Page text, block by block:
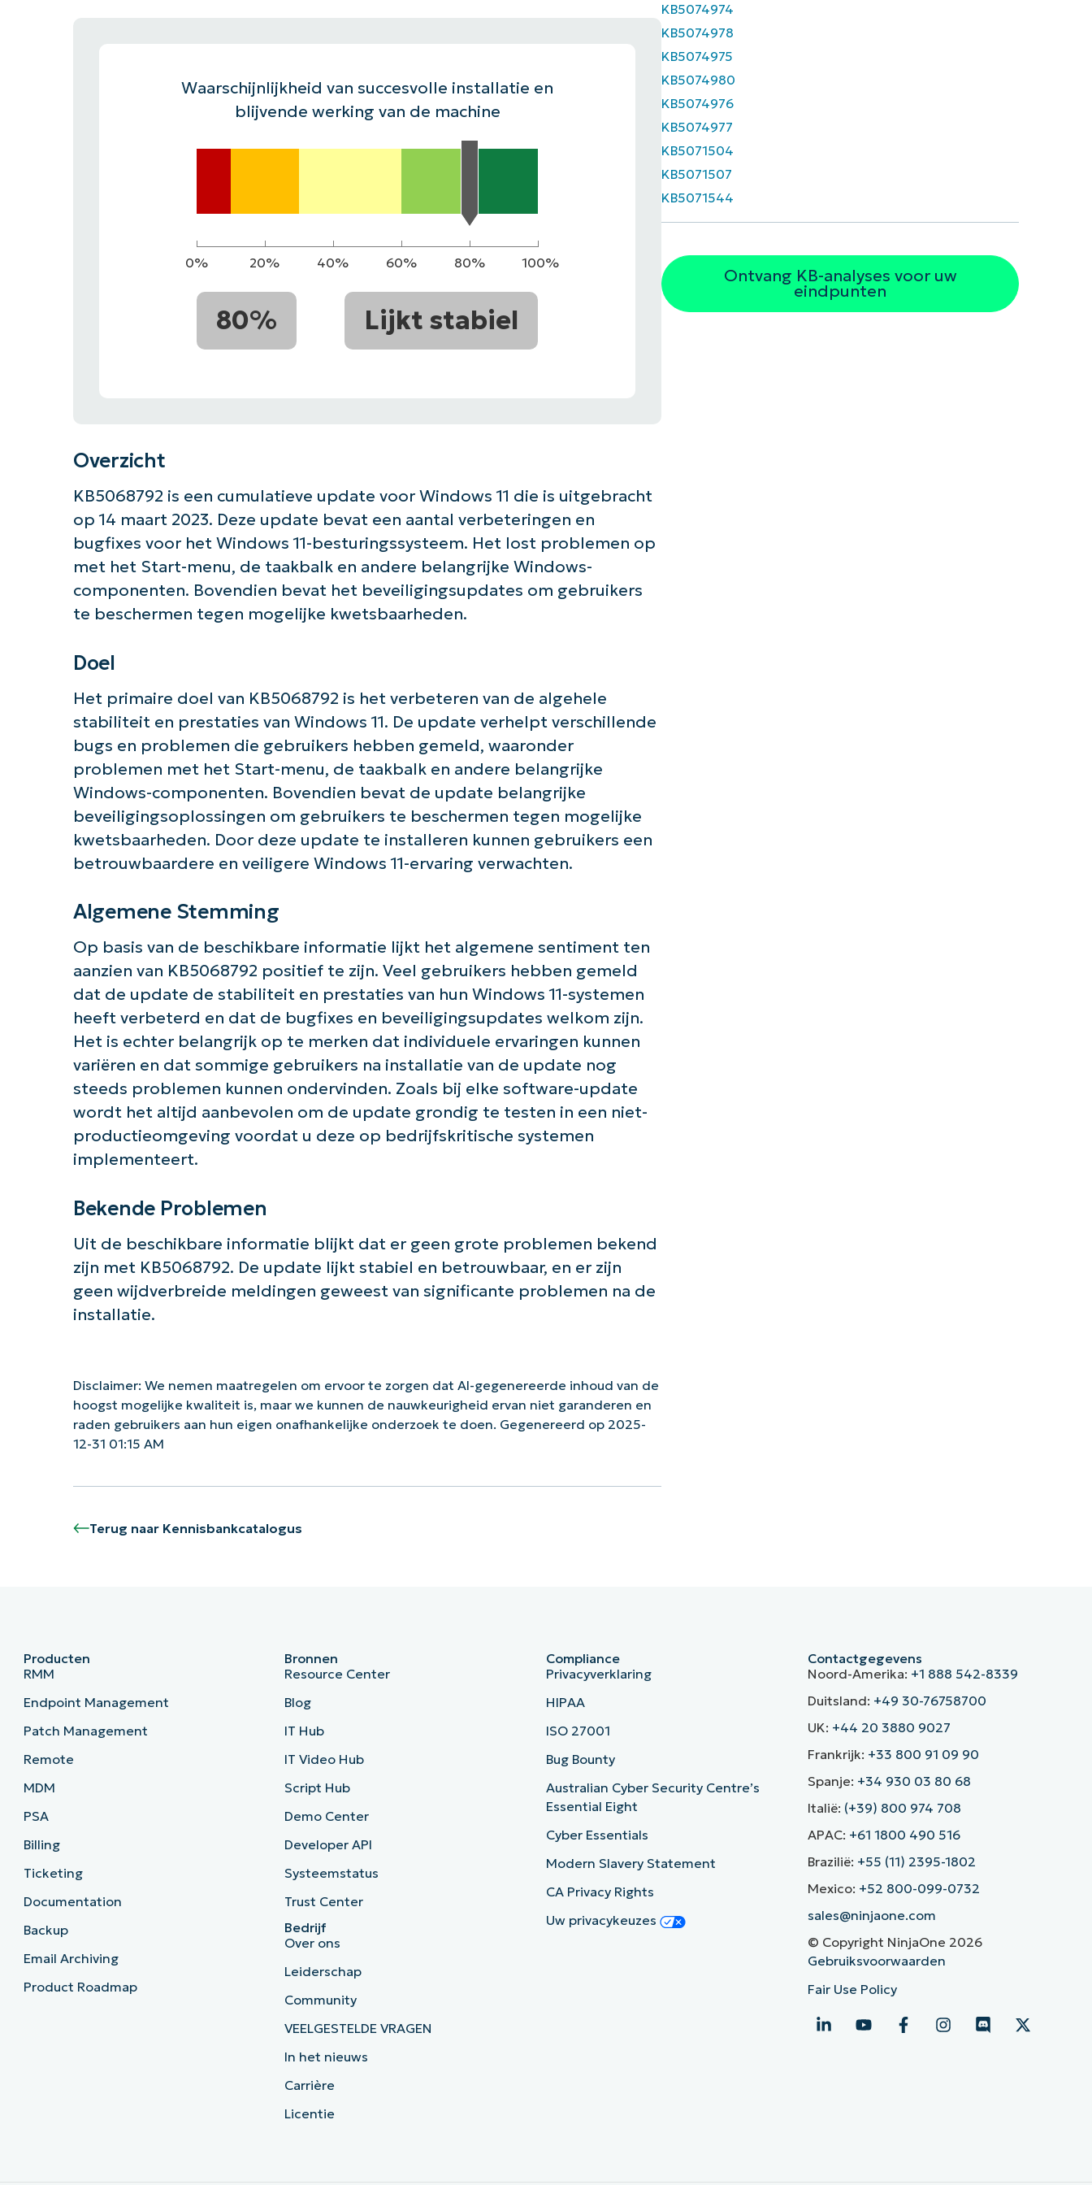
Waarschijnlijkheid van succesvolle installatie en
blijvende werking van de machine
0% 20% 40% 60% 80% 100%
80% Lijkt stabiel
Overzicht
KB5068792 is een cumulatieve update voor Windows 11 die is uitgebracht
op 14 maart 2023. Deze update bevat een aantal verbeteringen en
bugfixes voor het Windows 11-besturingssysteem. Het lost problemen op
met het Start-menu, de taakbalk en andere belangrijke Windows-
componenten. Bovendien bevat het beveiligingsupdates om gebruikers
te beschermen tegen mogelijke kwetsbaarheden.
Doel
Het primaire doel van KB5068792 is het verbeteren van de algehele
stabiliteit en prestaties van Windows 11. De update verhelpt verschillende
bugs en problemen die gebruikers hebben gemeld, waaronder
problemen met het Start-menu, de taakbalk en andere belangrijke
Windows-componenten. Bovendien bevat de update belangrijke
beveiligingsoplossingen om gebruikers te beschermen tegen mogelijke
kwetsbaarheden. Door deze update te installeren kunnen gebruikers een
betrouwbaardere en veiligere Windows 11-ervaring verwachten.
Algemene Stemming
Op basis van de beschikbare informatie lijkt het algemene sentiment ten
aanzien van KB5068792 positief te zijn. Veel gebruikers hebben gemeld
dat de update de stabiliteit en prestaties van hun Windows 11-systemen
heeft verbeterd en dat de bugfixes en beveiligingsupdates welkom zijn.
Het is echter belangrijk op te merken dat individuele ervaringen kunnen
variëren en dat sommige gebruikers na installatie van de update nog
steeds problemen kunnen ondervinden. Zoals bij elke software-update
wordt het altijd aanbevolen om de update grondig te testen in een niet-
productieomgeving voordat u deze op bedrijfskritische systemen
implementeert.
Bekende Problemen
Uit de beschikbare informatie blijkt dat er geen grote problemen bekend
zijn met KB5068792. De update lijkt stabiel en betrouwbaar, en er zijn
geen wijdverbreide meldingen geweest van significante problemen na de
installatie.
Disclaimer: We nemen maatregelen om ervoor te zorgen dat AI-gegenereerde inhoud van de
hoogst mogelijke kwaliteit is, maar we kunnen de nauwkeurigheid ervan niet garanderen en
raden gebruikers aan hun eigen onafhankelijke onderzoek te doen. Gegenereerd op 2025-
12-31 01:15 AM
Terug naar Kennisbankcatalogus
KB5074974
KB5074978
KB5074975
KB5074980
KB5074976
KB5074977
KB5071504
KB5071507
KB5071544
Ontvang KB-analyses voor uw
eindpunten
Aan de slag met NinjaOne AI-gestuurde KB-analyses!
First
and
last
name*
Business
Land
Company
name*
Producten
RMM
Endpoint Management
Patch Management
Remote
MDM
PSA
Billing
Ticketing
Documentation
Backup
Email Archiving
Product Roadmap
Bronnen
Resource Center
Blog
IT Hub
IT Video Hub
Script Hub
Demo Center
Developer API
Systeemstatus
Trust Center
Bedrijf
Over ons
Leiderschap
Community
VEELGESTELDE VRAGEN
In het nieuws
Carrière
Licentie
Compliance
Privacyverklaring
HIPAA
ISO 27001
Bug Bounty
Australian Cyber Security Centre’s
Essential Eight
Cyber Essentials
Modern Slavery Statement
CA Privacy Rights
Uw privacykeuzes
Contactgegevens
Noord-Amerika: +1 888 542-8339
Duitsland: +49 30-76758700
UK: +44 20 3880 9027
Frankrijk: +33 800 91 09 90
Spanje: +34 930 03 80 68
Italië: (+39) 800 974 708
APAC: +61 1800 490 516
Brazilië: +55 (11) 2395-1802
Mexico: +52 800-099-0732
sales@ninjaone.com
© Copyright NinjaOne 2026
Gebruiksvoorwaarden
Fair Use Policy